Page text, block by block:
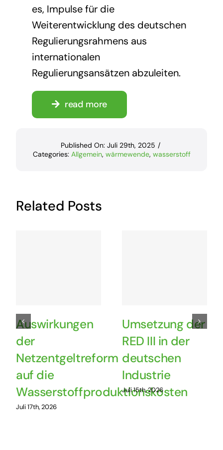
es, Impulse für die
Weiterentwicklung des deutschen
Regulierungsrahmens aus
internationalen
Regulierungsansätzen abzuleiten.
read more
Published On: Juli 29th, 2025 /
Categories: Allgemein, wärmewende, wasserstoff
Related Posts
Auswirkungen
der
Netzentgeltreform
auf die
Wasserstoffproduktionskosten
Juli 17th, 2026
Umsetzung der
RED III in der
deutschen
Industrie
Juli 15th, 2026